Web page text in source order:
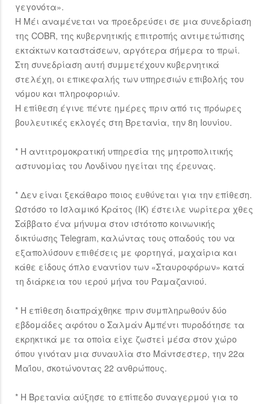
γεγονότα».
Η Μέι αναμένεται να προεδρεύσει σε μια συνεδρίαση
της COBR, της κυβερνητικής επιτροπής αντιμετώπισης
εκτάκτων καταστάσεων, αργότερα σήμερα το πρωί.
Στη συνεδρίαση αυτή συμμετέχουν κυβερνητικά
στελέχη, οι επικεφαλής των υπηρεσιών επιβολής του
νόμου και πληροφοριών.
Η επίθεση έγινε πέντε ημέρες πριν από τις πρόωρες
βουλευτικές εκλογές στη Βρετανία, την 8η Ιουνίου.
* Η αντιτρομοκρατική υπηρεσία της μητροπολιτικής
αστυνομίας του Λονδίνου ηγείται της έρευνας.
* Δεν είναι ξεκάθαρο ποιος ευθύνεται για την επίθεση.
Ωστόσο το Ισλαμικό Κράτος (ΙΚ) έστειλε νωρίτερα χθες
Σάββατο ένα μήνυμα στον ιστότοπο κοινωνικής
δικτύωσης Telegram, καλώντας τους οπαδούς του να
εξαπολύσουν επιθέσεις με φορτηγά, μαχαίρια και
κάθε είδους όπλο εναντίον των «Σταυροφόρων» κατά
τη διάρκεια του ιερού μήνα του Ραμαζανιού.
* Η επίθεση διαπράχθηκε πριν συμπληρωθούν δύο
εβδομάδες αφότου ο Σαλμάν Αμπέντι πυροδότησε τα
εκρηκτικά με τα οποία είχε ζωστεί μέσα στον χώρο
όπου γινόταν μια συναυλία στο Μάντσεστερ, την 22α
Μαΐου, σκοτώνοντας 22 ανθρώπους.
* Η Βρετανία αύξησε το επίπεδο συναγερμού για το